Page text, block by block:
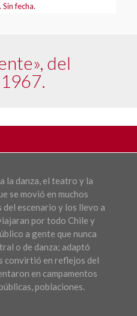
fecha.
del
la danza, el teatro y la
se movió en muchos
escenario y los llevo a
por todo Chile y
a gente que nunca
o de danza; adaptó
convirtió en reflejos del
en campamentos
poblaciones.